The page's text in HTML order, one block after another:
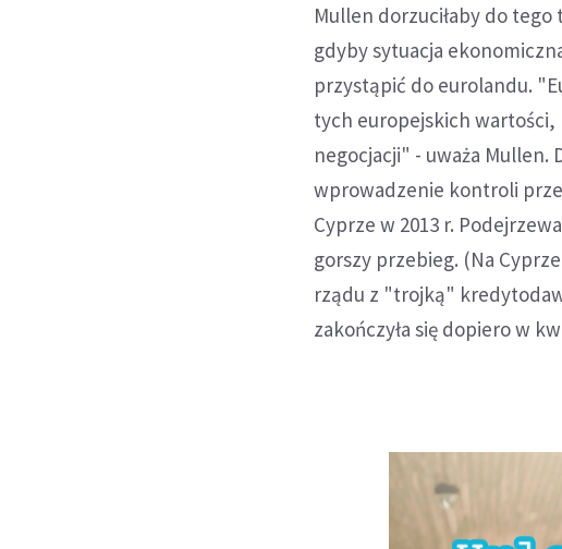
Mullen dorzuciłaby do
gdyby sytuacja
przystąpić do eurolandu.
tych europejskich
negocjacji" - uważa Mullen.
wprowadzenie kontroli
Cyprze w 2013 r.
gorszy przebieg. (Na
rządu z "trojką"
zakończyła się dopiero w